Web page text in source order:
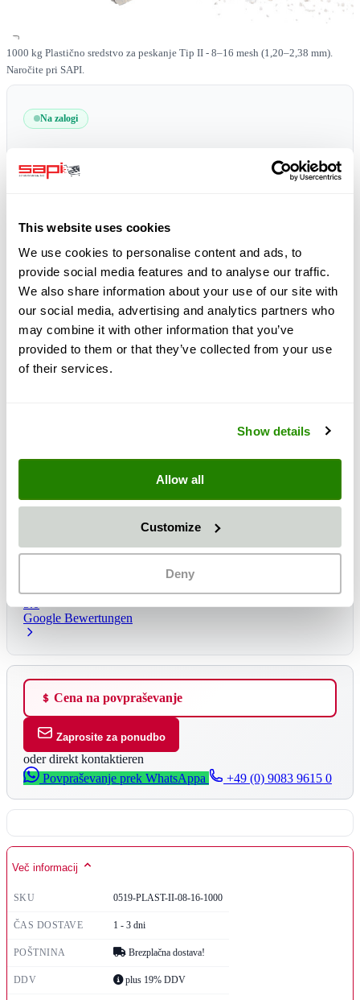
This website uses cookies
We use cookies to personalise content and ads, to
provide social media features and to analyse our traffic.
We also share information about your use of our site with
our social media, advertising and analytics partners who
may combine it with other information that you’ve
provided to them or that they’ve collected from your use
of their services.
Show details
Allow all
Customize
Deny
1000 kg Plastično sredstvo za peskanje Tip II - 8–16 mesh (1,20–2,38 mm).
Naročite pri SAPI.
Na zalogi
0519-PLAST-II-08-16-1000
Predvidena dostava: pet., 14 avg.*
Google Bewertungen
Cena na povpraševanje
Zaprosite za ponudbo
oder direkt kontaktieren
Povpraševanje prek WhatsAppa
+49 (0) 9083 9615 0
Več informacij
SKU 0519-PLAST-II-08-16-1000
ČAS DOSTAVE 1 - 3 dni
POŠTNINA Brezplačna dostava!
DDV plus 19% DDV